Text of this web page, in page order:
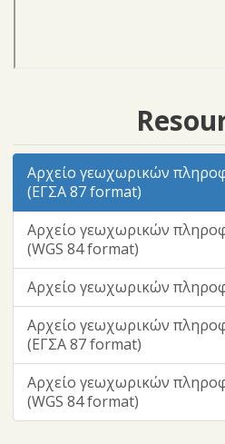
Αρχείο γεωχωρικών
(ΕΓΣΑ 87 format)
Αρχείο γεωχωρικών
(WGS 84 format)
Αρχείο γεωχωρικών
Αρχείο γεωχωρικών
(ΕΓΣΑ 87 format)
Αρχείο γεωχωρικών
(WGS 84 format)